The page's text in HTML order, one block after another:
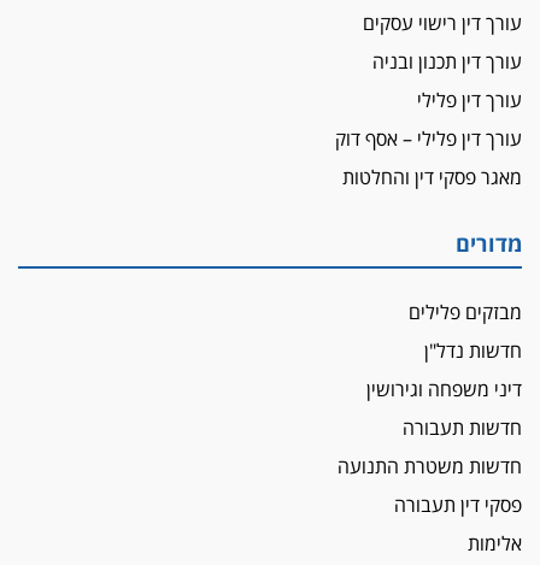
עורך דין רישוי עסקים
עורך דין תכנון ובניה
עורך דין פלילי
עורך דין פלילי – אסף דוק
מאגר פסקי דין והחלטות
מדורים
מבזקים פלילים
חדשות נדל"ן
דיני משפחה וגירושין
חדשות תעבורה
חדשות משטרת התנועה
פסקי דין תעבורה
אלימות